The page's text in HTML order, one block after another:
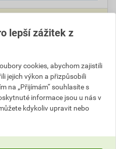
kód: 7VPC5
lepší zážitek z
cookies, abychom zajistili
jejich výkon a přizpůsobili
na „Přijímám“ souhlasíte s
informace jsou u nás v
kdykoliv upravit nebo